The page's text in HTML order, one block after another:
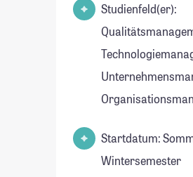
Studienfeld(er):
Startdatum:
Wintersemester